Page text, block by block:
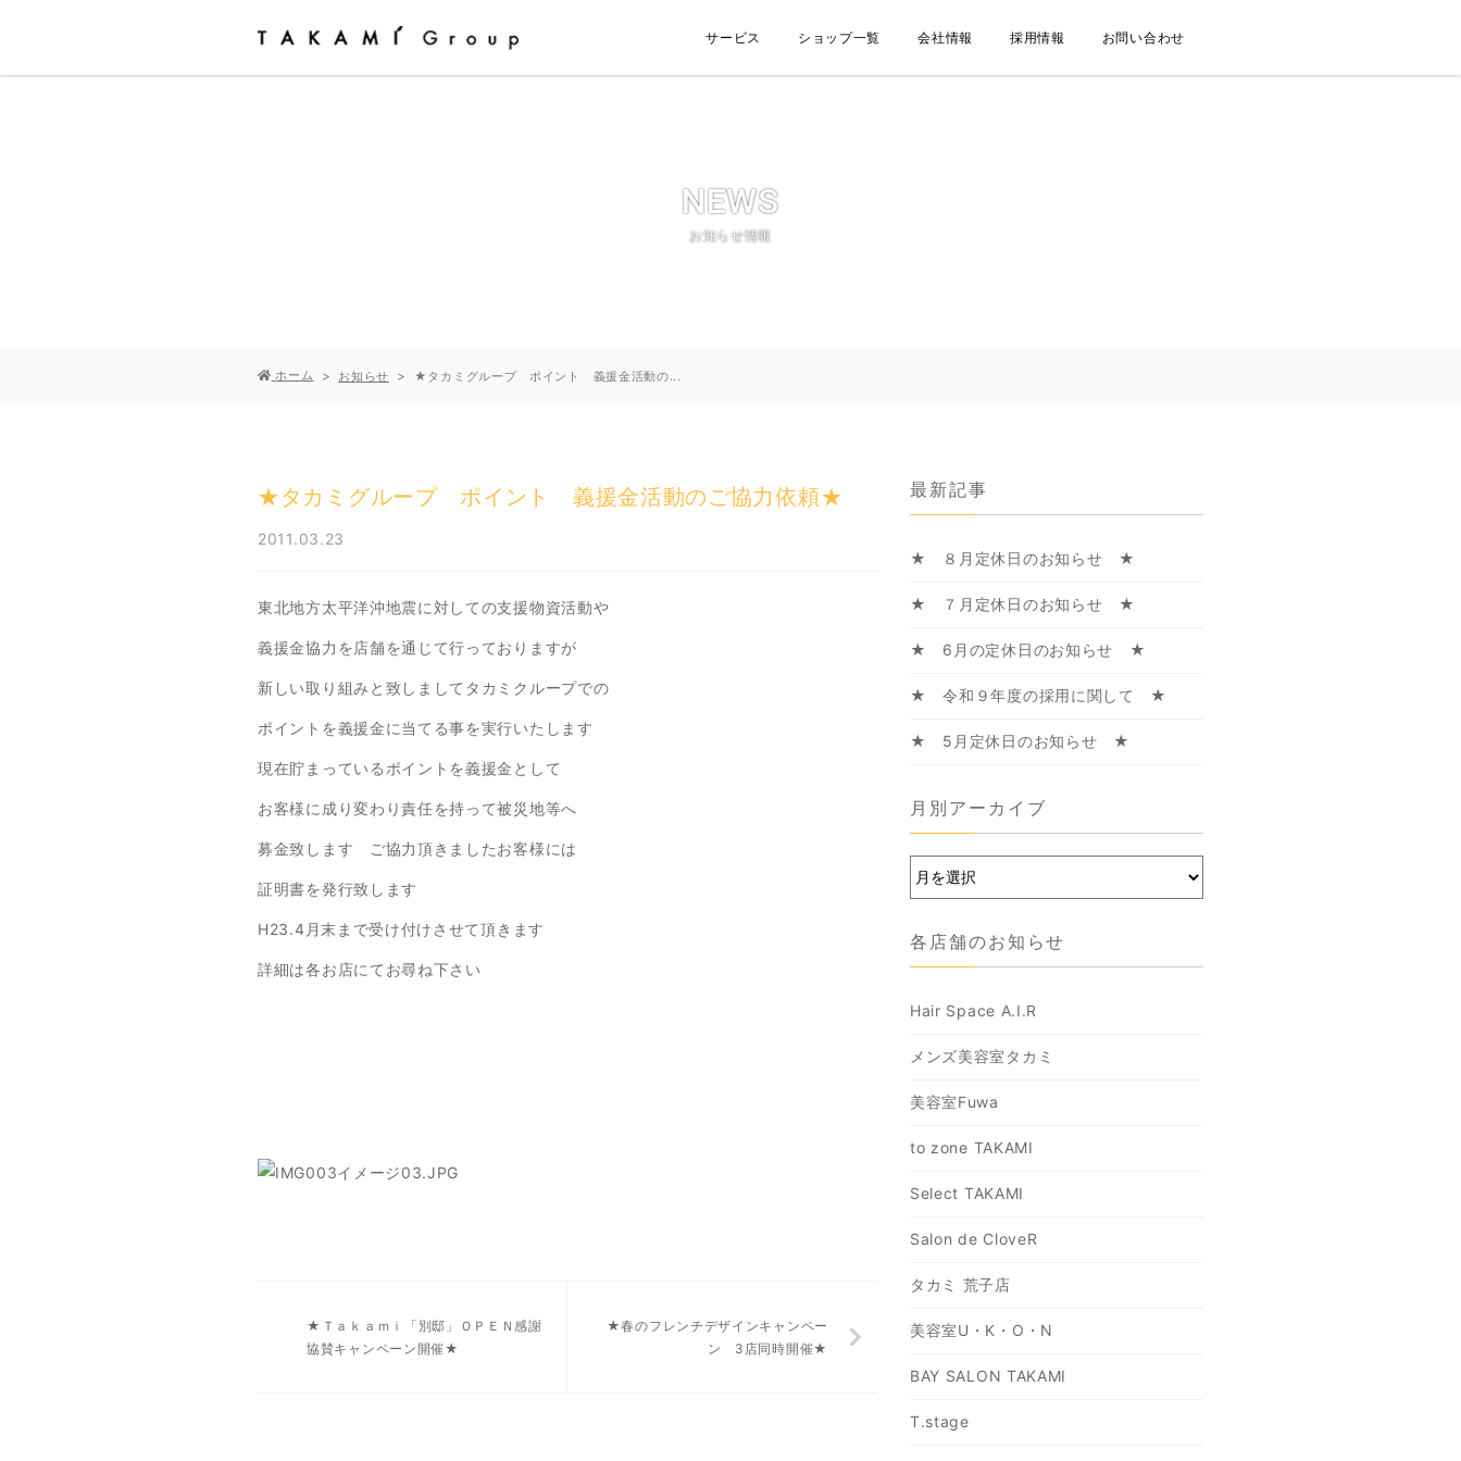
サービス ショップ一覧 会社情報 採用情報 お問い合わせ
NEWS
お知らせ情報
ホーム お知らせ ★タカミグループ ポイント 義援金活動の...
★タカミグループ ポイント 義援金活動のご協力依頼★
2011.03.23
東北地方太平洋沖地震に対しての支援物資活動や
義援金協力を店舗を通じて行っておりますが
新しい取り組みと致しましてタカミクループでの
ポイントを義援金に当てる事を実行いたします
現在貯まっているポイントを義援金として
お客様に成り変わり責任を持って被災地等へ
募金致します ご協力頂きましたお客様には
証明書を発行致します
H23.4月末まで受け付けさせて頂きます
詳細は各お店にてお尋ね下さい
★Ｔａｋａｍｉ「別邸」ＯＰＥＮ感謝
協賛キャンペーン開催★
★春のフレンチデザインキャンペー
ン 3店同時開催★
最新記事
★ ８月定休日のお知らせ ★
★ ７月定休日のお知らせ ★
★ 6月の定休日のお知らせ ★
★ 令和９年度の採用に関して ★
★ 5月定休日のお知らせ ★
月別アーカイブ
各店舗のお知らせ
Hair Space A.I.R
メンズ美容室タカミ
美容室Fuwa
to zone TAKAMI
Select TAKAMI
Salon de CloveR
タカミ 荒子店
美容室U・K・O・N
BAY SALON TAKAMI
T.stage